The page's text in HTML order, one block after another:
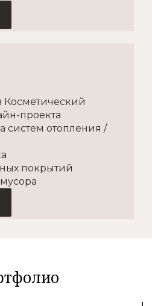
Косметический
проекта
систем отопления /
покрытий